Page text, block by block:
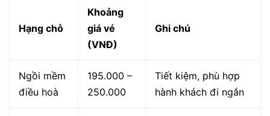
Hạng chỗ
Khoảng
giá vé
(VNĐ)
Ghi chú
Ngồi mềm
điều hoà
195.000 –
250.000
Tiết kiệm, phù hợp
hành khách đi ngắn